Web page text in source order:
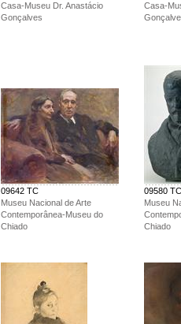
Casa-Museu Dr. Anastácio
Gonçalves
Casa-
09642 TC
Museu Nacional de Arte
Contemporânea-Museu do
Chiado
09580 TC
Museu
Chiado